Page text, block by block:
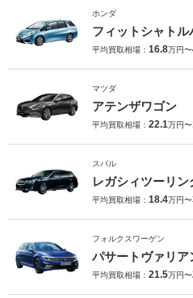
ホンダ
フィットシャトル
平均買取相場： 16.8万円〜
マツダ
アテンザワゴン
平均買取相場： 22.1万円〜
スバル
レガシィツーリン
平均買取相場： 18.4万円〜
フォルクスワーゲン
パサートヴァリア
平均買取相場： 21.5万円〜